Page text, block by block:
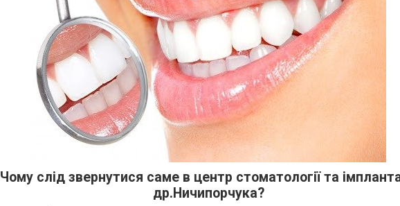
Чому слід звернутися саме в центр стоматології та
др.Ничипорчука?